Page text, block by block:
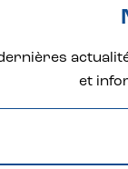
et